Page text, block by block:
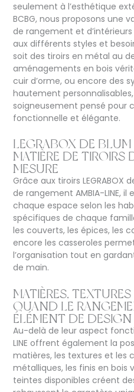
seulement à l’esthétique
BCBG, nous proposons une
de rangement et
aux différents styles et
soit des tiroirs en métal au
aménagements en bois
cuir d’orme, ou encore des
hautement
soigneusement pensé pour
fonctionnelle et élégante.
LEGRABOX DE BLUM
MATIÈRE DE TIROIRS
MESURE
Grâce aux tiroirs LEGRABOX
de rangement AMBIA-LINE,
chaque espace selon les
spécifiques de chaque
les couverts, les épices, les
encore les casseroles
l’organisation tout en
de main.
MATIÈRES,
QUAND LE
ÉLÉMENT DE DESIGN
Au-delà de leur aspect
LINE offrent également la
matières, les textures et les
métalliques, les finis en bois
teintes disponibles créent